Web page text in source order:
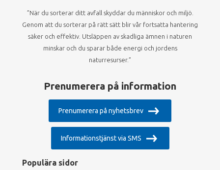
”När du sorterar ditt avfall skyddar du människor och miljö.
Genom att du sorterar på rätt sätt blir vår fortsatta hantering
säker och effektiv. Utsläppen av skadliga ämnen i naturen
minskar och du sparar både energi och jordens
naturresurser.”
Prenumerera på information
Prenumerera på nyhetsbrev
Informationstjänst via SMS
Populära sidor